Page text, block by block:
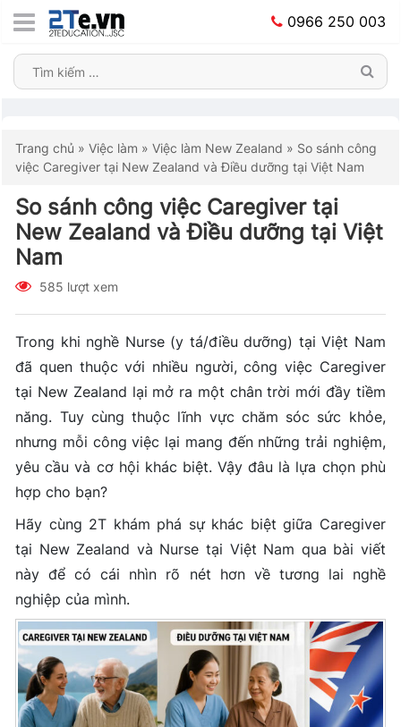
0966 250 003
Trang chủ » Việc làm » Việc làm New Zealand » So sánh công
việc Caregiver tại New Zealand và Điều dưỡng tại Việt Nam
So sánh công việc Caregiver tại
New Zealand và Điều dưỡng tại Việt
Nam
585 lượt xem
Trong khi nghề Nurse (y tá/điều dưỡng) tại Việt Nam
đã quen thuộc với nhiều người, công việc Caregiver
tại New Zealand lại mở ra một chân trời mới đầy tiềm
năng. Tuy cùng thuộc lĩnh vực chăm sóc sức khỏe,
nhưng mỗi công việc lại mang đến những trải nghiệm,
yêu cầu và cơ hội khác biệt. Vậy đâu là lựa chọn phù
hợp cho bạn?
Hãy cùng 2T khám phá sự khác biệt giữa Caregiver
tại New Zealand và Nurse tại Việt Nam qua bài viết
này để có cái nhìn rõ nét hơn về tương lai nghề
nghiệp của mình.